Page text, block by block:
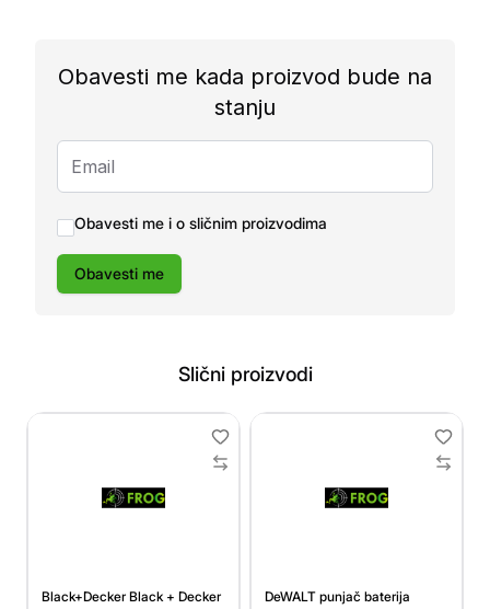
Obavesti me kada proizvod bude na
stanju
Obavesti me i o sličnim proizvodima
Obavesti me
Slični proizvodi
Black+Decker Black + Decker
DeWALT punjač baterija